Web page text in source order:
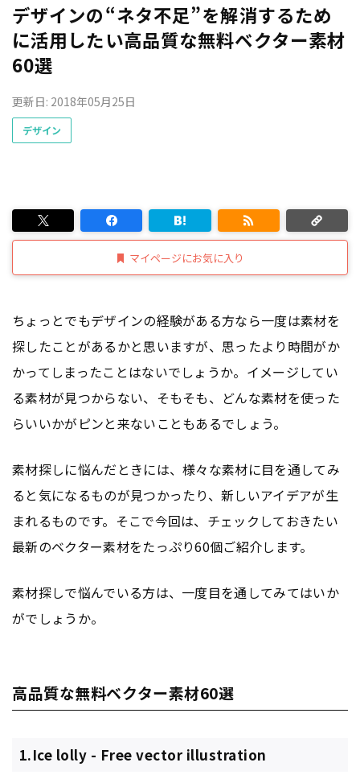
デザインの“ネタ不足”を解消するため
に活用したい高品質な無料ベクター素材
60選
更新日: 2018年05月25日
デザイン
マイページにお気に入り
ちょっとでもデザインの経験がある方なら一度は素材を
探したことがあるかと思いますが、思ったより時間がか
かってしまったことはないでしょうか。イメージしてい
る素材が見つからない、そもそも、どんな素材を使った
らいいかがピンと来ないこともあるでしょう。
素材探しに悩んだときには、様々な素材に目を通してみ
ると気になるものが見つかったり、新しいアイデアが生
まれるものです。そこで今回は、チェックしておきたい
最新のベクター素材をたっぷり60個ご紹介します。
素材探しで悩んでいる方は、一度目を通してみてはいか
がでしょうか。
高品質な無料ベクター素材60選
1.Ice lolly - Free vector illustration